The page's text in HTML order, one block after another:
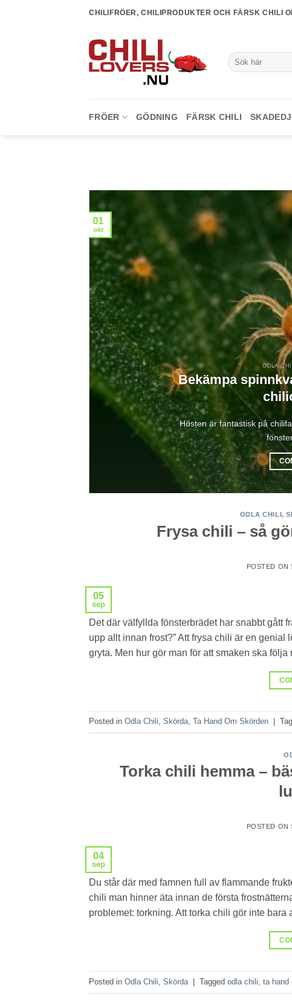
CHILIFRÖER, CHILIPRODUKTER OCH FÄRSK CHILI
Sök
efter:
FRÖER GÖDNING FÄRSK CHILI
ODLA
Bekämpa
Hösten är fantastisk på
01
okt
ODLA CHILI,
Frysa chili – så
POSTED ON
05
sep
Det där välfyllda fönsterbrädet har snabbt gått
upp allt innan frost?” Att frysa chili är en
gryta. Men hur gör man för att smaken ska
Posted in Odla Chili, Skörda, Ta Hand Om Skörden
Torka chili hemma –
POSTED ON
04
sep
Du står där med famnen full av flammande
chili man hinner äta innan de första
problemet: torkning. Att torka chili gör inte
Posted in Odla Chili Skörda Tagged odla chili ta hand